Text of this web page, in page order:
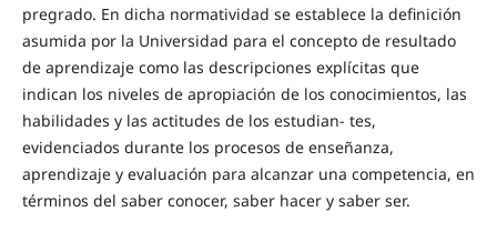
pregrado. En dicha normatividad se establece la definición
asumida por la Universidad para el concepto de resultado
de aprendizaje como las descripciones explícitas que
indican los niveles de apropiación de los conocimientos, las
habilidades y las actitudes de los estudian- tes,
evidenciados durante los procesos de enseñanza,
aprendizaje y evaluación para alcanzar una competencia, en
términos del saber conocer, saber hacer y saber ser.